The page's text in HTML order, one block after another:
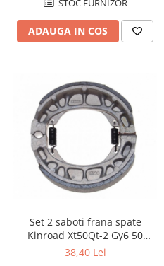
STOC FURNIZOR
ADAUGA IN COS
Set 2 saboti frana spate
Kinroad Xt50Qt-2 Gy6 50
139Qmb d.110m
38,40 Lei